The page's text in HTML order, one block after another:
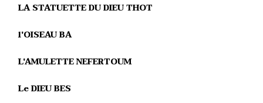
LA STATUETTE DU DIEU THOT
l'OISEAU BA
L'AMULETTE NEFERTOUM
Le DIEU BES